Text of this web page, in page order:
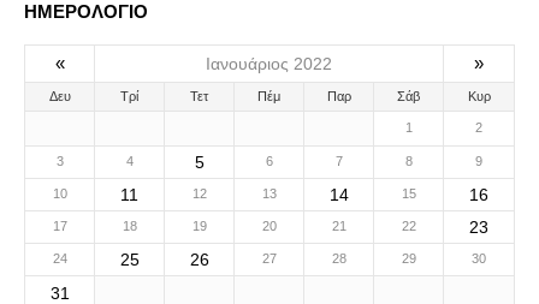
ΗΜΕΡΟΛΟΓΙΟ
« Ιανουάριος 2022 »
Δευ Τρί Τετ Πέμ Παρ Σάβ Κυρ
1 2
3 4 5 6 7 8 9
10 11 12 13 14 15 16
17 18 19 20 21 22 23
24 25 26 27 28 29 30
31